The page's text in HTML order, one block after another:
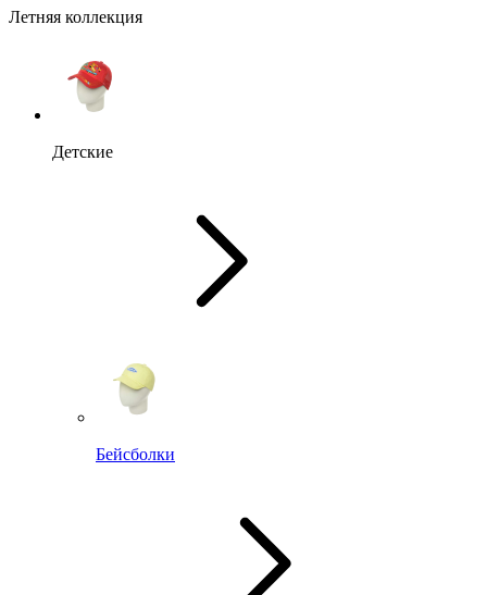
Летняя коллекция
Детские
Бейсболки